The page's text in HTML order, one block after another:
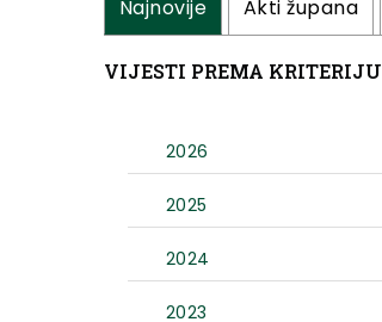
Najnovije Akti župana
VIJESTI PREMA KRITERIJU
2026
2025
2024
2023